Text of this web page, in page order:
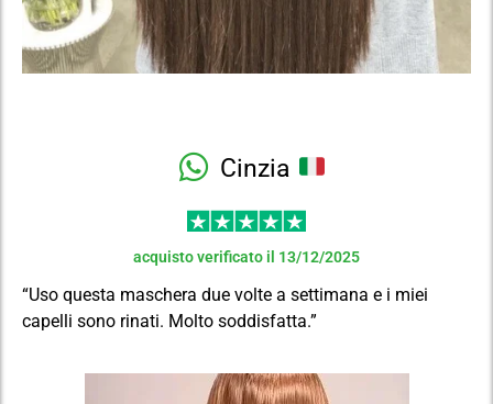
Cinzia
acquisto verificato il 13/12/2025
“Uso questa maschera due volte a settimana e i miei
capelli sono rinati. Molto soddisfatta.”